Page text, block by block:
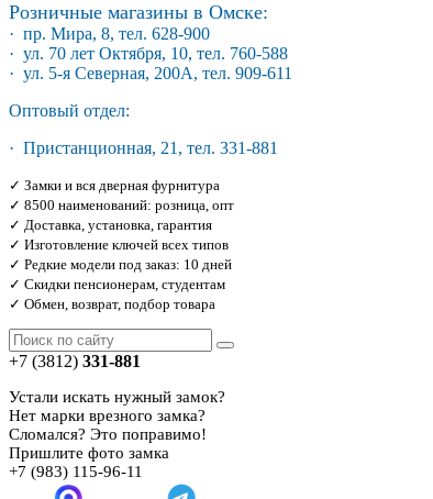
Розничные магазины в Омске:
· пр. Мира, 8, тел. 628-900
· ул. 70 лет Октября, 10, тел. 760-588
· ул. 5-я Северная, 200А, тел. 909-611
Оптовый отдел:
· Пристанционная, 21, тел. 331-881
✓ Замки и вся дверная фурнитура
✓ 8500 наименований: розница, опт
✓ Доставка, установка, гарантия
✓ Изготовление ключей всех типов
✓ Редкие модели под заказ: 10 дней
✓ Скидки пенсионерам, студентам
✓ Обмен, возврат, подбор товара
+7 (3812) 331-881
Устали искать нужный замок?
Нет марки врезного замка?
Сломался? Это поправимо!
Пришлите фото замка
+7 (983) 115-96-11